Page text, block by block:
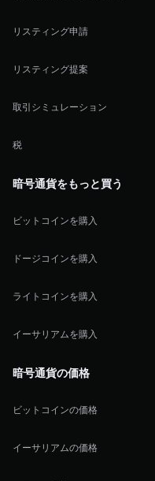
リスティング申請
リスティング提案
取引シミュレーション
税
暗号通貨をもっと買う
ビットコインを購入
ドージコインを購入
ライトコインを購入
イーサリアムを購入
暗号通貨の価格
ビットコインの価格
イーサリアムの価格